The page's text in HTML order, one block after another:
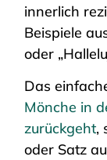
innerlich
Beispiele
oder
Das
Mönche in
zurückgeht,
oder Satz